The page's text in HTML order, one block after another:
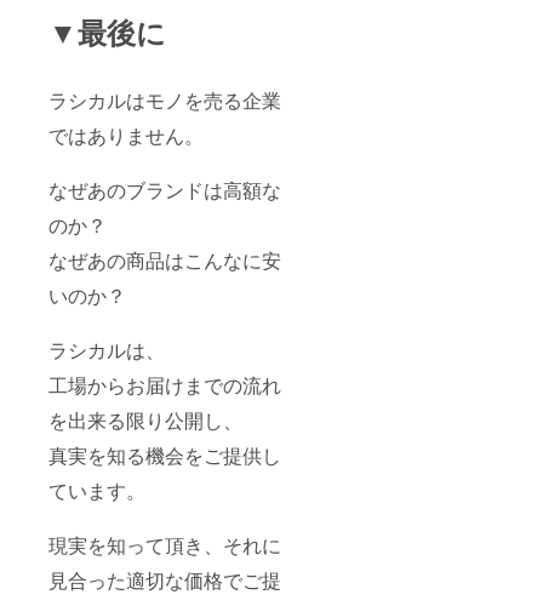
▼最後に
ラシカルはモノを売る企業
ではありません。
なぜあのブランドは高額な
のか？
なぜあの商品はこんなに安
いのか？
ラシカルは、
工場からお届けまでの流れ
を出来る限り公開し、
真実を知る機会をご提供し
ています。
現実を知って頂き、それに
見合った適切な価格でご提